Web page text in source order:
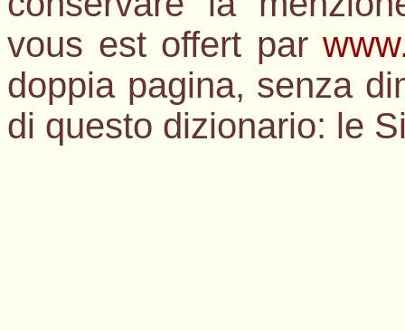
vous est offert par
doppia pagina, senza
di questo dizionario: le